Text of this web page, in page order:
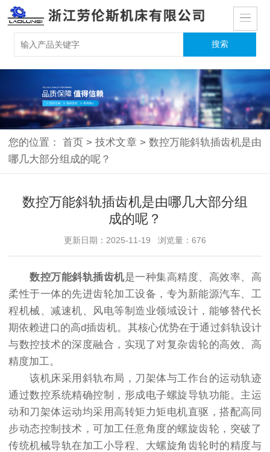
您的位置：首页 > 技术文章 > 数控万能斜轨插齿机是由
哪几大部分组成的呢？
数控万能斜轨插齿机是由哪几大部分组
成的呢？
更新日期：2025-11-19 浏览量：676
数控万能斜轨插齿机是一种集高精度、高效率、高
柔性于一体的先进齿轮加工设备，专为新能源汽车、工
程机械、减速机、风电等制造业领域设计，能够替代长
期依赖进口的高d插齿机。其核心优势在于通过斜轨设计
与数控技术的深度融合，实现了对复杂齿轮的高效、高
精度加工。
该机床采用斜轨布局，刀架体与工作台的运动轨迹
通过数控系统精确控制，形成电子螺旋导轨功能。主运
动和刀架体运动均采用高转矩力矩电机直驱，搭配高同
步动态控制技术，可加工任意角度的螺旋齿轮，突破了
传统机械导轨在加工小导程、大螺旋角齿轮时的精度与